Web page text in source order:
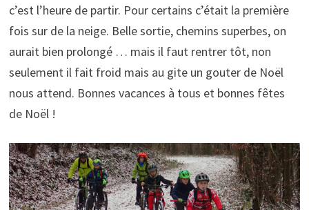
c’est l’heure de partir. Pour certains c’était la première
fois sur de la neige. Belle sortie, chemins superbes, on
aurait bien prolongé … mais il faut rentrer tôt, non
seulement il fait froid mais au gite un gouter de Noël
nous attend. Bonnes vacances à tous et bonnes fêtes
de Noël !